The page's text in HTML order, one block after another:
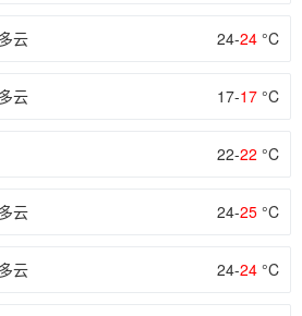
云 24-24 °C
云 17-17 °C
22-22 °C
云 24-25 °C
云 24-24 °C